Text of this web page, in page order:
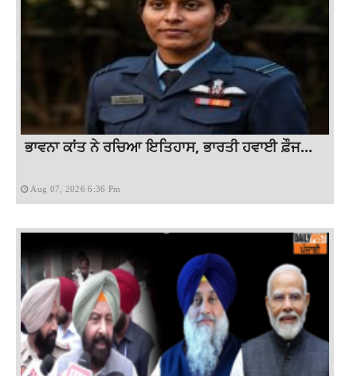
ਭਾਵਨਾ ਕਾਂਤ ਨੇ ਰਚਿਆ ਇਤਿਹਾਸ, ਭਾਰਤੀ ਹਵਾਈ ਫ਼ੌਜ...
Aug 07, 2026 6:36 Pm